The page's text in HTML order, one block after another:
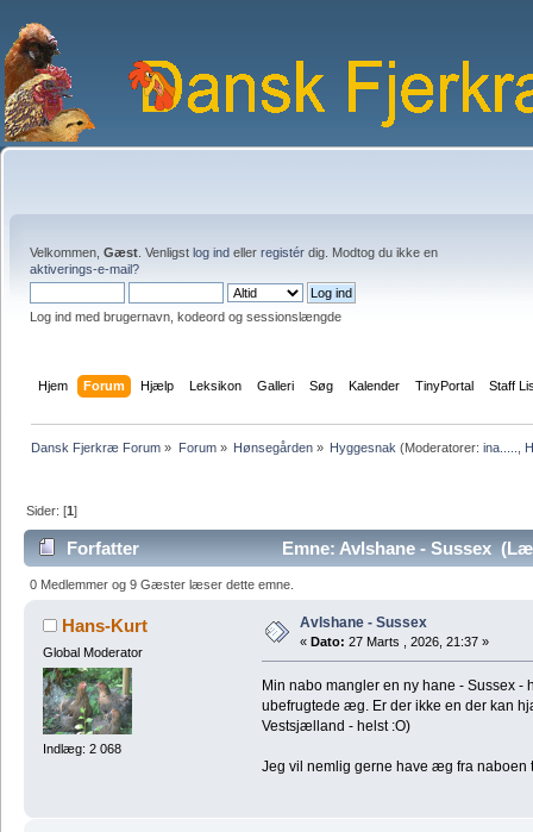
Velkommen, Gæst . Venligst log ind eller registér dig. Modtog du ikke en
aktiverings-e-mail?
Log ind med brugernavn, kodeord og sessionslængde
Hjem Forum Hjælp Leksikon Galleri Søg Kalender TinyPortal Staff
Dansk Fjerkræ Forum » Forum» Hønsegården» Hyggesnak (Moderatorer:ina.....
Sider: [1]
Forfatter Emne: Avlshane - Sussex
0 Medlemmer og 9 Gæster læser dette emne.
Hans-Kurt
Global Moderator
Indlæg: 2 068
Avlshane - Sussex
« Dato: 27 Marts , 2026, 21:37 »
Min nabo mangler en ny hane - Sussex
ubefrugtede æg. Er der ikke en der kan
Vestsjælland - helst :O)
Jeg vil nemlig gerne have æg fra naboen